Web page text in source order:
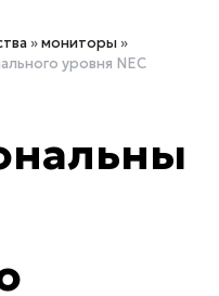
»мониторы »
уровня NEC